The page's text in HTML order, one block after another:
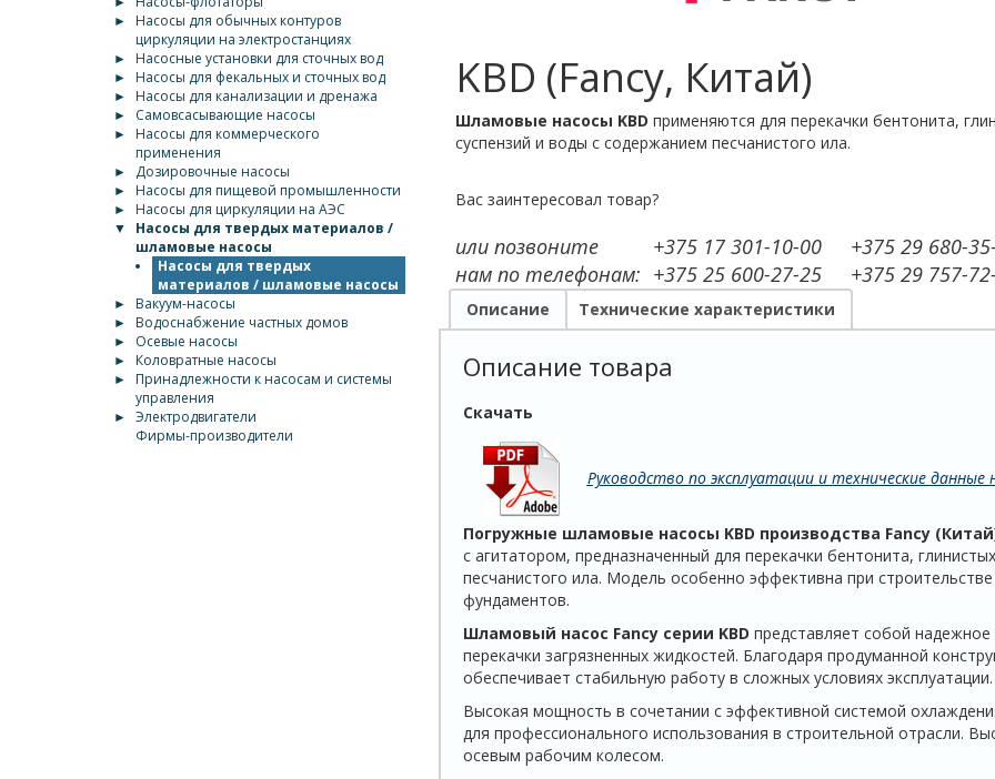
►
Насосы для обычных контуров
циркуляции на электростанциях
►
Насосные установки для сточных вод
►
Насосы для фекальных и сточных вод
►
Насосы для канализации и дренажа
►
Самовсасывающие насосы
►
Насосы для коммерческого
применения
►
Дозировочные насосы
►
Насосы для пищевой промышленности
►
Насосы для циркуляции на АЭС
▼
Насосы для твердых материалов /
шламовые насосы
Насосы для твердых
материалов / шламовые насосы
►
Вакуум-насосы
►
Водоснабжение частных домов
►
Осевые насосы
►
Коловратные насосы
►
Принадлежности к насосам и системы
управления
► Электродвигатели
Фирмы-производители
KBD (Fancy, Китай)
Шламовые насосы KBD применяются для перекачки бентонита,
суспензий и воды с содержанием песчанистого ила.
Вас заинтересовал товар?
или позвоните
нам по телефонам:
+375 17 301-10-00
+375 25 600-27-25
+375 29 680-
+375 29 757-
Описание Технические характеристики
Описание товара
Скачать
Руководство по эксплуатации и технические данные
Погружные шламовые насосы KBD производства Fancy
с агитатором, предназначенный для перекачки бентонита,
песчанистого ила. Модель особенно эффективна при
фундаментов.
Шламовый насос Fancy серии KBD представляет собой
перекачки загрязненных жидкостей. Благодаря продуманной
обеспечивает стабильную работу в сложных условиях эксплуатации.
Высокая мощность в сочетании с эффективной системой
для профессионального использования в строительной отрасли.
осевым рабочим колесом.